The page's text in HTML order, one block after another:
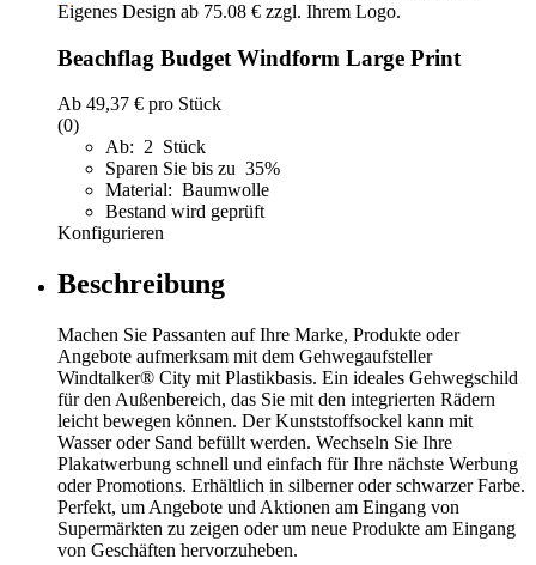
Beachflag Budget Windform Large Print
Ab 49,37 € pro Stück
(0)
Ab: 2 Stück
Sparen Sie bis zu 35%
Material: Baumwolle
Bestand wird geprüft
Konfigurieren
Beschreibung
Machen Sie Passanten auf Ihre Marke, Produkte oder
Angebote aufmerksam mit dem Gehwegaufsteller
Windtalker® City mit Plastikbasis. Ein ideales Gehwegschild
für den Außenbereich, das Sie mit den integrierten Rädern
leicht bewegen können. Der Kunststoffsockel kann mit
Wasser oder Sand befüllt werden. Wechseln Sie Ihre
Plakatwerbung schnell und einfach für Ihre nächste Werbung
oder Promotions. Erhältlich in silberner oder schwarzer Farbe.
Perfekt, um Angebote und Aktionen am Eingang von
Supermärkten zu zeigen oder um neue Produkte am Eingang
von Geschäften hervorzuheben.